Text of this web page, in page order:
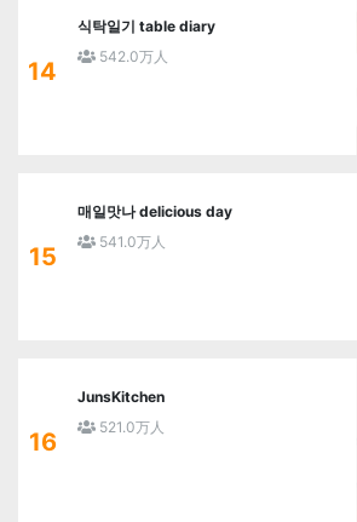
14
식탁일기 table diary
542.0万人
15
매일맛나 delicious day
541.0万人
16
JunsKitchen
521.0万人